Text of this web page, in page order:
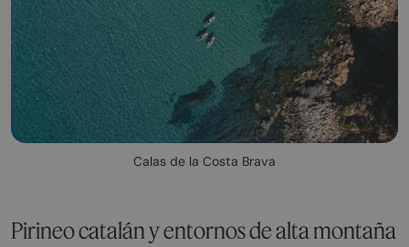
Calas de la Costa Brava
Pirineo catalán y entornos de alta montaña